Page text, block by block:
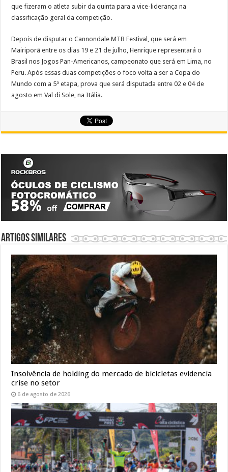
que fizeram o atleta subir da quinta para a vice-liderança na
classificação geral da competição.
Depois de disputar o Cannondale MTB Festival, que será em
Mairiporã entre os dias 19 e 21 de julho, Henrique representará o
Brasil nos Jogos Pan-Americanos, campeonato que será em Lima, no
Peru. Após essas duas competições o foco volta a ser a Copa do
Mundo com a 5ª etapa, prova que será disputada entre 02 e 04 de
agosto em Val di Sole, na Itália.
Artigos similares
Insolvência de holding do mercado de bicicletas evidencia
crise no setor
6 de agosto de 2026